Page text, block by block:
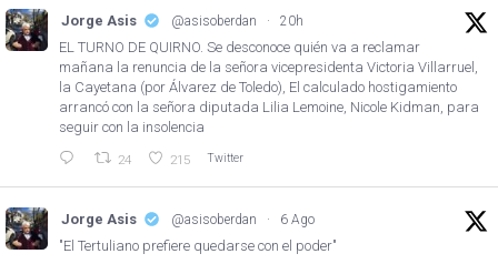
Jorge Asis @asisoberdan · 20h
EL TURNO DE QUIRNO. Se desconoce quién va a reclamar
mañana la renuncia de la señora vicepresidenta Victoria Villarruel,
la Cayetana (por Álvarez de Toledo), El calculado hostigamiento
arrancó con la señora diputada Lilia Lemoine, Nicole Kidman, para
seguir con la insolencia
24 215 Twitter
Jorge Asis @asisoberdan · 6 Ago
"El Tertuliano prefiere quedarse con el poder"